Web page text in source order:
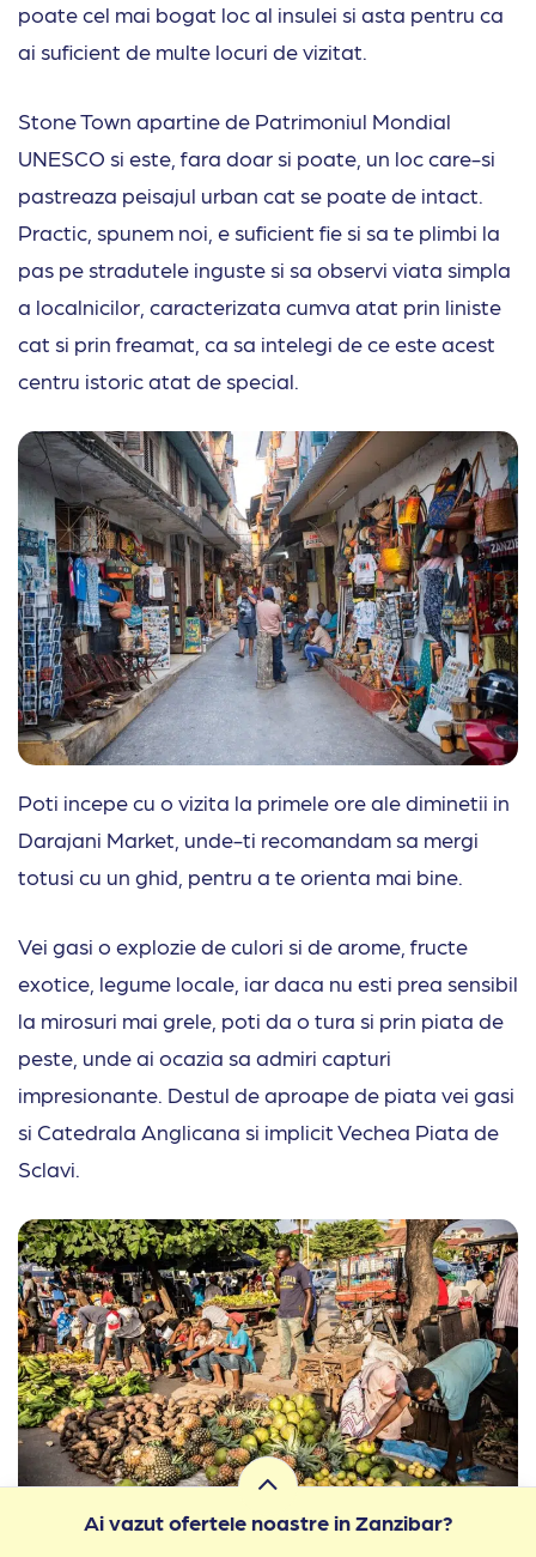
poate cel mai bogat loc al insulei si asta pentru ca
ai suficient de multe locuri de vizitat.
Stone Town apartine de Patrimoniul Mondial
UNESCO si este, fara doar si poate, un loc care-si
pastreaza peisajul urban cat se poate de intact.
Practic, spunem noi, e suficient fie si sa te plimbi la
pas pe stradutele inguste si sa observi viata simpla
a localnicilor, caracterizata cumva atat prin liniste
cat si prin freamat, ca sa intelegi de ce este acest
centru istoric atat de special.
Poti incepe cu o vizita la primele ore ale diminetii in
Darajani Market, unde-ti recomandam sa mergi
totusi cu un ghid, pentru a te orienta mai bine.
Vei gasi o explozie de culori si de arome, fructe
exotice, legume locale, iar daca nu esti prea sensibil
la mirosuri mai grele, poti da o tura si prin piata de
peste, unde ai ocazia sa admiri capturi
impresionante. Destul de aproape de piata vei gasi
si Catedrala Anglicana si implicit Vechea Piata de
Sclavi.
Ai vazut ofertele noastre in Zanzibar?